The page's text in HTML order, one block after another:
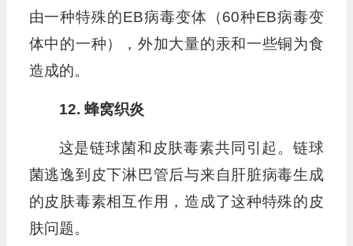
由一种特殊的EB病毒变体（60种EB病毒变
体中的一种），外加大量的汞和一些铜为食
造成的。
12. 蜂窝织炎
这是链球菌和皮肤毒素共同引起。链球
菌逃逸到皮下淋巴管后与来自肝脏病毒生成
的皮肤毒素相互作用，造成了这种特殊的皮
肤问题。